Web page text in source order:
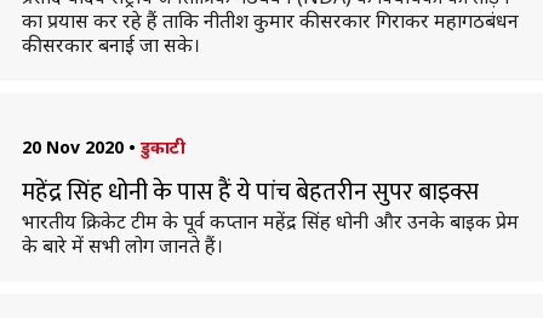
का प्रयास कर रहे हैं ताकि नीतीश कुमार की सरकार गिराकर महागठबंधन
की सरकार बनाई जा सके।
20 Nov 2020 • डुकाटी
महेंद्र सिंह धोनी के पास हैं ये पांच बेहतरीन सुपर बाइक्स
भारतीय क्रिकेट टीम के पूर्व कप्तान महेंद्र सिंह धोनी और उनके बाइक प्रेम
के बारे में सभी लोग जानते हैं।